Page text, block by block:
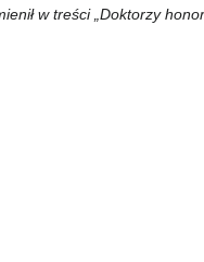
w treści „Doktorzy